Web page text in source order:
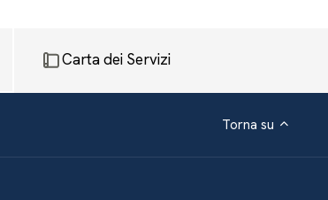
Carta dei Servizi
Torna su